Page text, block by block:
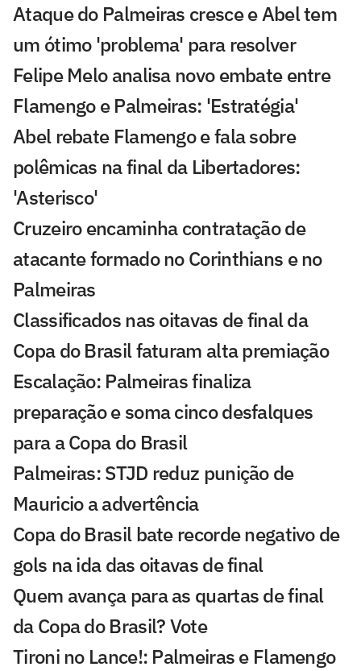
Ataque do Palmeiras cresce e Abel tem
um ótimo 'problema' para resolver
Felipe Melo analisa novo embate entre
Flamengo e Palmeiras: 'Estratégia'
Abel rebate Flamengo e fala sobre
polêmicas na final da Libertadores:
'Asterisco'
Cruzeiro encaminha contratação de
atacante formado no Corinthians e no
Palmeiras
Classificados nas oitavas de final da
Copa do Brasil faturam alta premiação
Escalação: Palmeiras finaliza
preparação e soma cinco desfalques
para a Copa do Brasil
Palmeiras: STJD reduz punição de
Mauricio a advertência
Copa do Brasil bate recorde negativo de
gols na ida das oitavas de final
Quem avança para as quartas de final
da Copa do Brasil? Vote
Tironi no Lance!: Palmeiras e Flamengo